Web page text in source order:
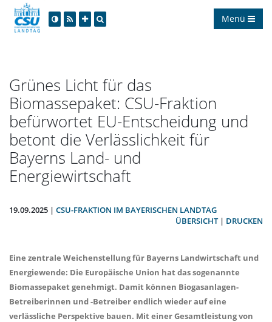
Menü
Grünes Licht für das
Biomassepaket: CSU-Fraktion
befürwortet EU-Entscheidung und
betont die Verlässlichkeit für
Bayerns Land- und
Energiewirtschaft
19.09.2025 | CSU-FRAKTION IM BAYERISCHEN LANDTAG
ÜBERSICHT| DRUCKEN
Eine zentrale Weichenstellung für Bayerns Landwirtschaft und
Energiewende: Die Europäische Union hat das sogenannte
Biomassepaket genehmigt. Damit können Biogasanlagen-
Betreiberinnen und -Betreiber endlich wieder auf eine
verlässliche Perspektive bauen. Mit einer Gesamtleistung von